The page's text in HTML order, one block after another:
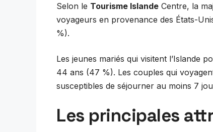
Selon le Tourisme Islande Centre, la
voyageurs en provenance des États-
%).
Les jeunes mariés qui visitent l’Islande
44 ans (47 %). Les couples qui
susceptibles de séjourner au moins 7
Les principales